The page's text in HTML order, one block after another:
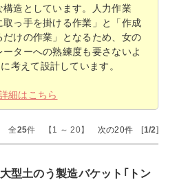
造としています。人力作業
っ手を掛ける作業」と「作成
けの作業」となるため、女の
ターへの熟練度も要さないよ
考えて設計しています。
細はこちら
全25件 【1 ～ 20】 次の20件 [1/2]
型土のう製造バケット｢トン